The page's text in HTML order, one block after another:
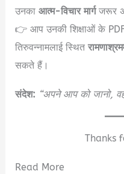
उनकाआत्म-विचार मार्गजरूर
👉 आप उनकी शिक्षाओं के
तिरुवन्नामलाई स्थित
सकते हैं।
संदेश: “अपने आप को जानो,
Thanks
Read More